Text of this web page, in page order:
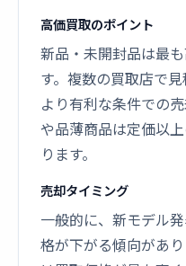
高価買取のポイント
新品・未開封品は最
す。複数の買取店で見
より有利な条件での
や品薄商品は定価以
ります。
売却タイミング
一般的に、新モデル
格が下がる傾向があ